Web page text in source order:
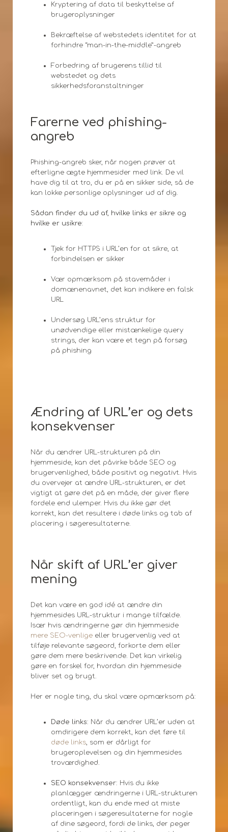
Kryptering af data til beskyttelse af
brugeroplysninger
Bekræftelse af webstedets identitet for at
forhindre “man-in-the-middle”-angreb
Forbedring af brugerens tillid til
webstedet og dets
sikkerhedsforanstaltninger
Farerne ved phishing-
angreb
Phishing-angreb sker, når nogen prøver at
efterligne ægte hjemmesider med link. De vil
have dig til at tro, du er på en sikker side, så de
kan lokke personlige oplysninger ud af dig.
Sådan finder du ud af, hvilke links er sikre og
hvilke er usikre:
Tjek for HTTPS i URL’en for at sikre, at
forbindelsen er sikker
Vær opmærksom på stavemåder i
domænenavnet, det kan indikere en falsk
URL
Undersøg URL’ens struktur for
unødvendige eller mistænkelige query
strings, der kan være et tegn på forsøg
på phishing
Ændring af URL’er og dets
konsekvenser
Når du ændrer URL-strukturen på din
hjemmeside, kan det påvirke både SEO og
brugervenlighed, både positivt og negativt. Hvis
du overvejer at ændre URL-strukturen, er det
vigtigt at gøre det på en måde, der giver flere
fordele end ulemper. Hvis du ikke gør det
korrekt, kan det resultere i døde links og tab af
placering i søgeresultaterne.
Når skift af URL’er giver
mening
Det kan være en god idé at ændre din
hjemmesides URL-struktur i mange tilfælde.
Især hvis ændringerne gør din hjemmeside
mere SEO-venlige eller brugervenlig ved at
tilføje relevante søgeord, forkorte dem eller
gøre dem mere beskrivende. Det kan virkelig
gøre en forskel for, hvordan din hjemmeside
bliver set og brugt.
Her er nogle ting, du skal være opmærksom på:
Døde links: Når du ændrer URL’er uden at
omdirigere dem korrekt, kan det føre til
døde links, som er dårligt for
brugeroplevelsen og din hjemmesides
troværdighed.
SEO konsekvenser: Hvis du ikke
planlægger ændringerne i URL-strukturen
ordentligt, kan du ende med at miste
placeringen i søgeresultaterne for nogle
af dine søgeord, fordi de links, der peger